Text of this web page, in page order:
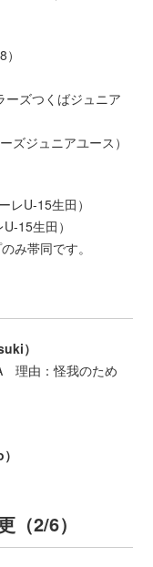
ズつくばジュニア
ジュニアユース）
U-15生田）
15生田）
み帯同です。
）
理由：怪我のため
（2/6）